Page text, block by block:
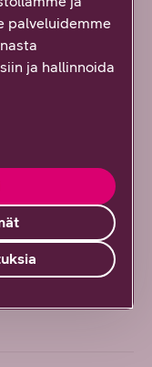
kaventaa
Vältä
palveluidemme
ja hallinnoida